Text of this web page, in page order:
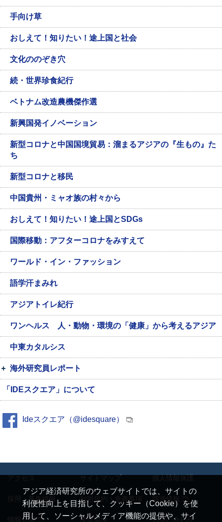
手向け草
おしえて！知りたい！途上国と社会
文化ののぞき穴
続・世界珍食紀行
ベトナム改造農機傑作選
新興国発イノベーション
新型コロナと中国国境貿易：溜まるアジアの『生もの』た
ち
新型コロナと移民
中国貴州・ミャオ族の村々から
おしえて！知りたい！途上国とSDGs
国際移動：アフターコロナをみすえて
ワールド・イン・ファッション
語学汗まみれ
アジアトイレ紀行
ワンヘルス 人・動物・環境の「健康」から考えるアジア
中東カタルシス
海外研究員レポート
「IDEスクエア」について
Ideスクエア（@idesquare）
アジア経済研究所のウェブサイトでは、サイトの
利便性向上を目指して、クッキー（Cookie）を使
用して、ソーシャルメディア機能の提供や、サイ
採用・募集情報 利用規約・免責事項 調達情報
情報公開 推奨環境 お問い合わせ